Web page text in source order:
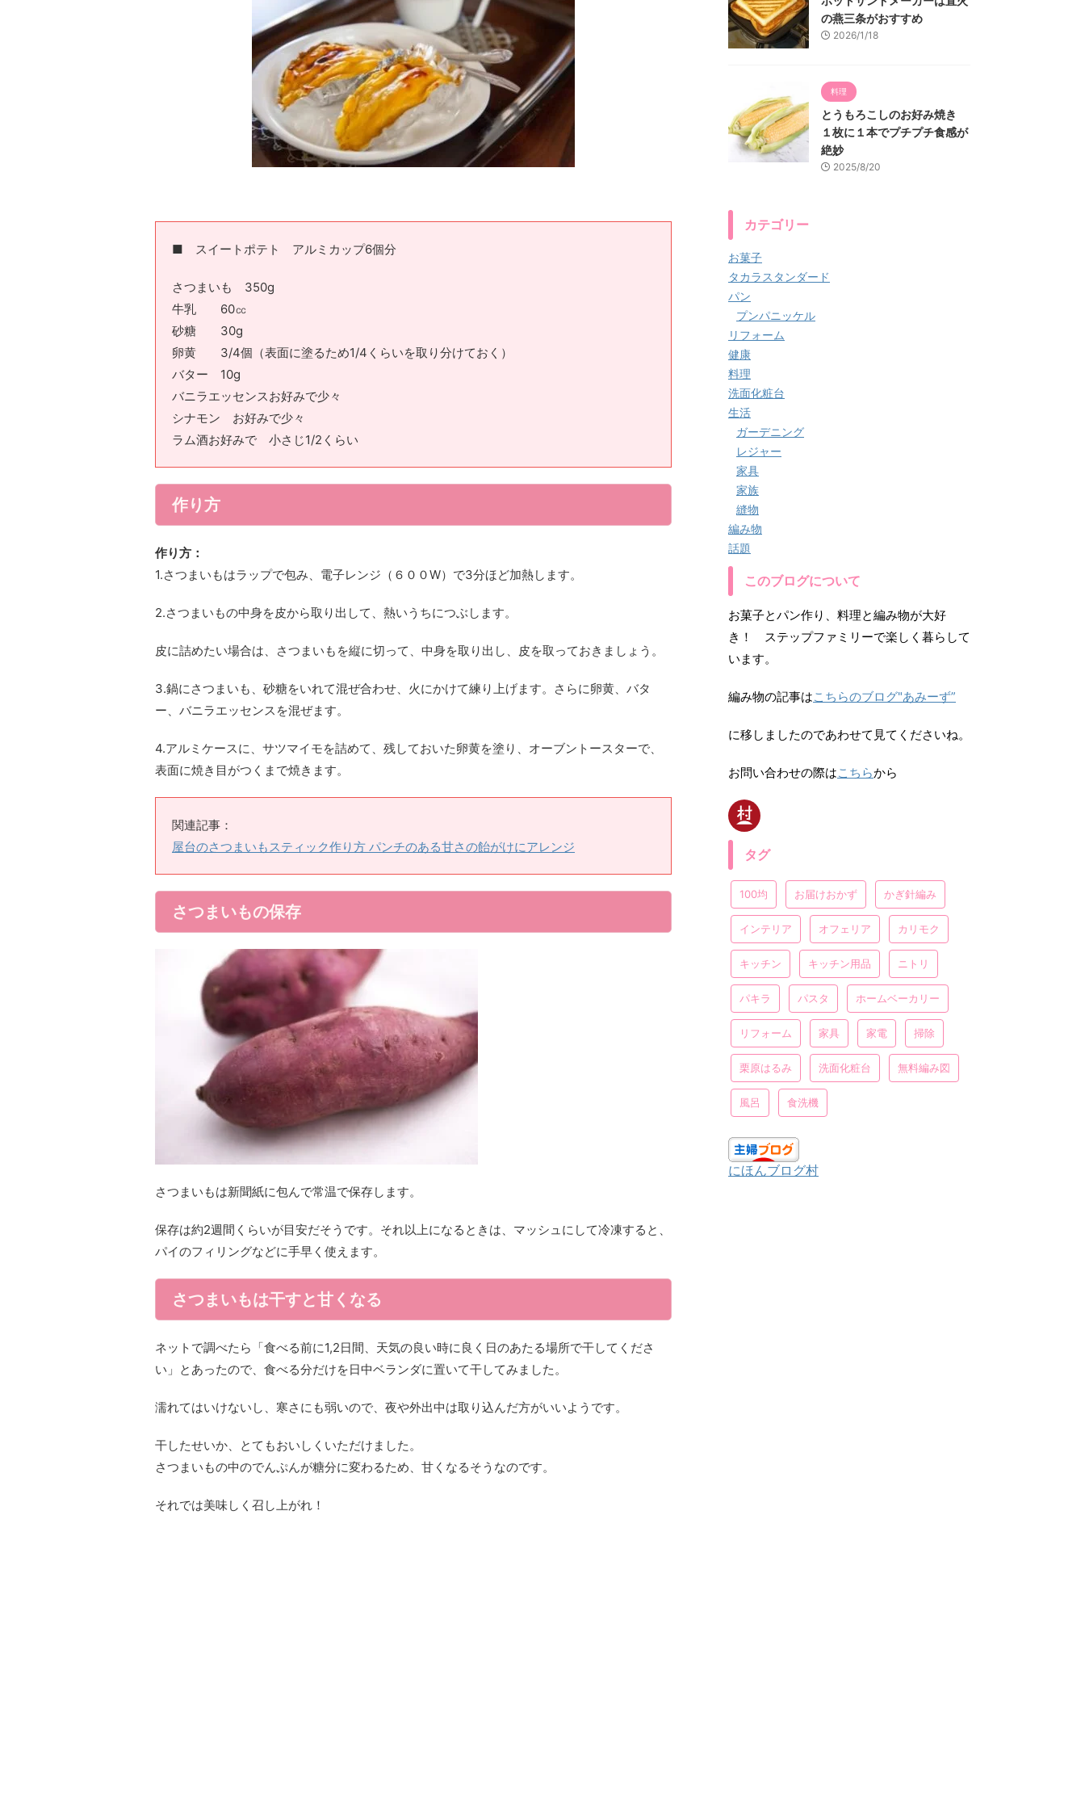
■ スイートポテト アルミカップ6個分
さつまいも 350g
牛乳 60㏄
砂糖 30g
卵黄 3/4個（表面に塗るため1/4くらいを取り分けておく）
バター 10g
バニラエッセンスお好みで少々
シナモン お好みで少々
ラム酒お好みで 小さじ1/2くらい
作り方
作り方：
1.さつまいもはラップで包み、電子レンジ（６００W）で3分ほど加熱します。
2.さつまいもの中身を皮から取り出して、熱いうちにつぶします。
皮に詰めたい場合は、さつまいもを縦に切って、中身を取り出し、皮を取っておきましょう。
3.鍋にさつまいも、砂糖をいれて混ぜ合わせ、火にかけて練り上げます。さらに卵黄、バタ
ー、バニラエッセンスを混ぜます。
4.アルミケースに、サツマイモを詰めて、残しておいた卵黄を塗り、オーブントースターで、
表面に焼き目がつくまで焼きます。
関連記事：
屋台のさつまいもスティック作り方 パンチのある甘さの飴がけにアレンジ
さつまいもの保存
さつまいもは新聞紙に包んで常温で保存します。
保存は約2週間くらいが目安だそうです。それ以上になるときは、マッシュにして冷凍すると、
パイのフィリングなどに手早く使えます。
さつまいもは干すと甘くなる
ネットで調べたら「食べる前に1,2日間、天気の良い時に良く日のあたる場所で干してくださ
い」とあったので、食べる分だけを日中ベランダに置いて干してみました。
濡れてはいけないし、寒さにも弱いので、夜や外出中は取り込んだ方がいいようです。
干したせいか、とてもおいしくいただけました。
さつまいもの中のでんぷんが糖分に変わるため、甘くなるそうなのです。
それでは美味しく召し上がれ！
の燕三条がおすすめ
2026/1/18
料理
とうもろこしのお好み焼き
１枚に１本でプチプチ食感が
絶妙
2025/8/20
カテゴリー
お菓子
タカラスタンダード
パン
プンパニッケル
リフォーム
健康
料理
洗面化粧台
生活
ガーデニング
レジャー
家具
家族
縫物
編み物
話題
このブログについて
お菓子とパン作り、料理と編み物が大好
き！ ステップファミリーで楽しく暮らして
います。
編み物の記事はこちらのブログ"あみーず”
に移しましたのであわせて見てくださいね。
お問い合わせの際はこちらから
タグ
100均 お届けおかず かぎ針編み
インテリア オフェリア カリモク
キッチン キッチン用品 ニトリ
パキラ パスタ ホームベーカリー
リフォーム 家具 家電 掃除
栗原はるみ 洗面化粧台 無料編み図
風呂 食洗機
にほんブログ村